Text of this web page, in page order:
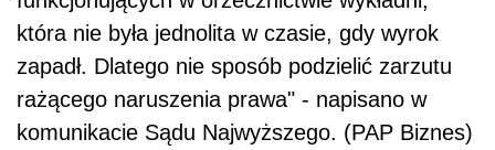
która nie była jednolita w czasie, gdy wyrok
zapadł. Dlatego nie sposób podzielić zarzutu
rażącego naruszenia prawa" - napisano w
komunikacie Sądu Najwyższego. (PAP Biznes)